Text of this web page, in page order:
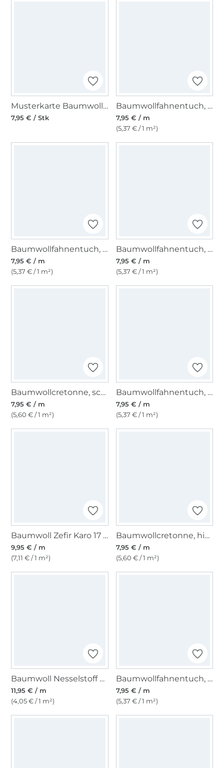
Musterkarte Baumwollcretonne
7,95 € / Stk
Baumwollfahnentuch, creme
7,95 € / m
(5,37 € / 1 m²)
Baumwollfahnentuch, weiß
7,95 € / m
(5,37 € / 1 m²)
Baumwollfahnentuch, hellrosa
7,95 € / m
(5,37 € / 1 m²)
Baumwollcretonne, schwarz
7,95 € / m
(5,60 € / 1 m²)
Baumwollfahnentuch, rot
7,95 € / m
(5,37 € / 1 m²)
Baumwoll Zefir Karo 17 mm, grün
9,95 € / m
(7,11 € / 1 m²)
Baumwollcretonne, himmelblau
7,95 € / m
(5,60 € / 1 m²)
Baumwoll Nesselstoff 295 cm, natur
11,95 € / m
(4,05 € / 1 m²)
Baumwollfahnentuch, tief dunkelgrün
7,95 € / m
(5,37 € / 1 m²)